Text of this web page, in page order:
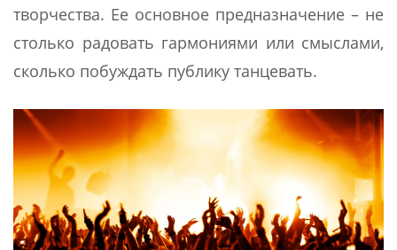
творчества. Ее основное предназначение – не
столько радовать гармониями или смыслами,
сколько побуждать публику танцевать.